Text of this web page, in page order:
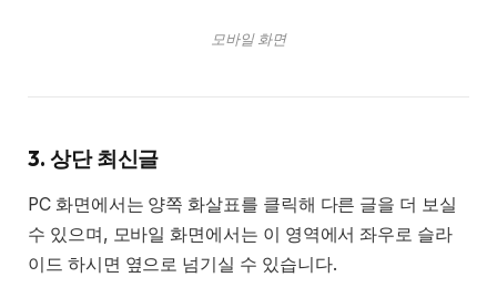
모바일 화면
3. 상단 최신글
PC 화면에서는 양쪽 화살표를 클릭해 다른 글을 더 보실
수 있으며, 모바일 화면에서는 이 영역에서 좌우로 슬라
이드 하시면 옆으로 넘기실 수 있습니다.